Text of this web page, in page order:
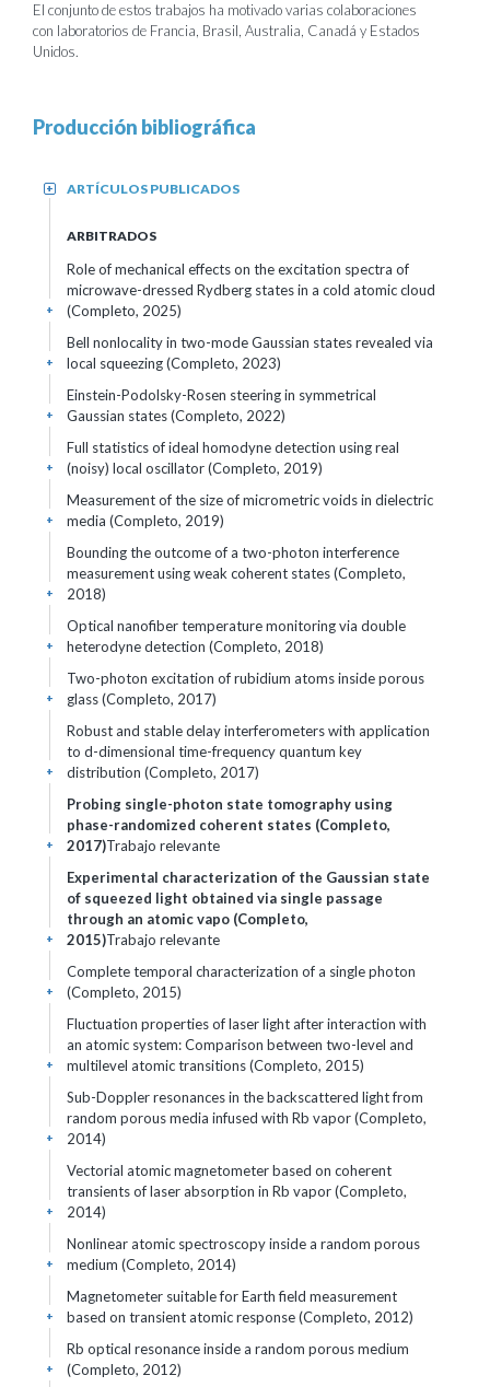
El conjunto de estos trabajos ha motivado varias colaboraciones
con laboratorios de Francia, Brasil, Australia, Canadá y Estados
Unidos.
Producción bibliográfica
ARTÍCULOS PUBLICADOS
+
ARBITRADOS
Role of mechanical effects on the excitation spectra of
microwave-dressed Rydberg states in a cold atomic cloud
(Completo, 2025)
+
Bell nonlocality in two-mode Gaussian states revealed via
local squeezing (Completo, 2023)
+
Einstein-Podolsky-Rosen steering in symmetrical
Gaussian states (Completo, 2022)
+
Full statistics of ideal homodyne detection using real
(noisy) local oscillator (Completo, 2019)
+
Measurement of the size of micrometric voids in dielectric
media (Completo, 2019)
+
Bounding the outcome of a two-photon interference
measurement using weak coherent states (Completo,
2018)
+
Optical nanofiber temperature monitoring via double
heterodyne detection (Completo, 2018)
+
Two-photon excitation of rubidium atoms inside porous
glass (Completo, 2017)
+
Robust and stable delay interferometers with application
to d-dimensional time-frequency quantum key
distribution (Completo, 2017)
+
Probing single-photon state tomography using
phase-randomized coherent states (Completo,
2017)Trabajo relevante
+
Experimental characterization of the Gaussian state
of squeezed light obtained via single passage
through an atomic vapo (Completo,
2015)Trabajo relevante
+
Complete temporal characterization of a single photon
(Completo, 2015)
+
Fluctuation properties of laser light after interaction with
an atomic system: Comparison between two-level and
multilevel atomic transitions (Completo, 2015)
+
Sub-Doppler resonances in the backscattered light from
random porous media infused with Rb vapor (Completo,
2014)
+
Vectorial atomic magnetometer based on coherent
transients of laser absorption in Rb vapor (Completo,
2014)
+
Nonlinear atomic spectroscopy inside a random porous
medium (Completo, 2014)
+
Magnetometer suitable for Earth field measurement
based on transient atomic response (Completo, 2012)
+
Rb optical resonance inside a random porous medium
(Completo, 2012)
+